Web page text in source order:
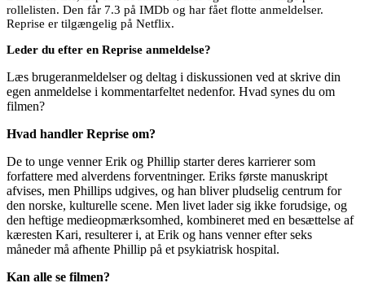
rollelisten. Den får 7.3 på IMDb og har fået flotte anmeldelser.
Reprise er tilgængelig på Netflix.
Leder du efter en Reprise anmeldelse?
Læs brugeranmeldelser og deltag i diskussionen ved at skrive din
egen anmeldelse i kommentarfeltet nedenfor. Hvad synes du om
filmen?
Hvad handler Reprise om?
De to unge venner Erik og Phillip starter deres karrierer som
forfattere med alverdens forventninger. Eriks første manuskript
afvises, men Phillips udgives, og han bliver pludselig centrum for
den norske, kulturelle scene. Men livet lader sig ikke forudsige, og
den heftige medieopmærksomhed, kombineret med en besættelse af
kæresten Kari, resulterer i, at Erik og hans venner efter seks
måneder må afhente Phillip på et psykiatrisk hospital.
Kan alle se filmen?